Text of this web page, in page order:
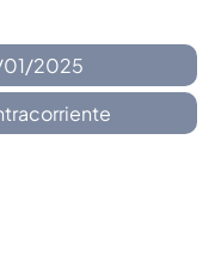
01/2025